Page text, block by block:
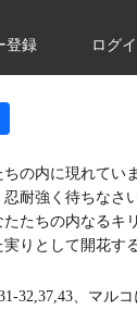
登録 ログ
の内に現れてい
耐強く待ちなさ
たちの内なるキ
りとして開花す
32,37,43、マル